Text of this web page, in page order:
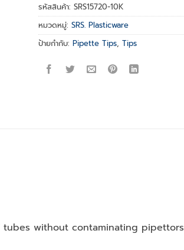
รหัสสินค้า: SRS15720-10K
หมวดหมู่: SRS. Plasticware
ป้ายกำกับ: Pipette Tips, Tips
without contaminating pipettors